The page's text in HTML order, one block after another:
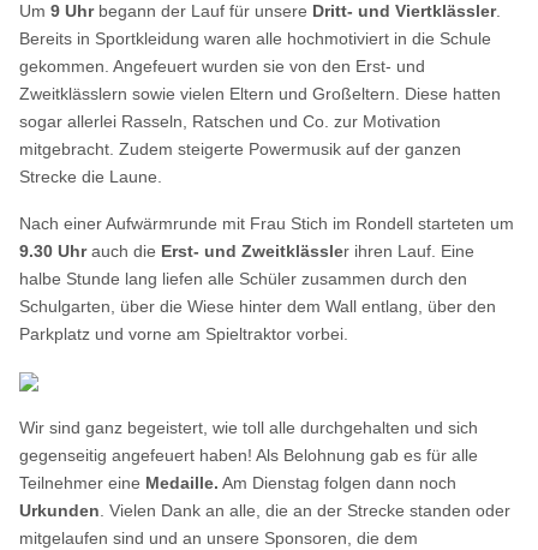
Um9 Uhr begann der Lauf für unsere Dritt- und Viertklässler.
Bereits in Sportkleidung waren alle hochmotiviert in die Schule
gekommen. Angefeuert wurden sie von den Erst- und
Zweitklässlern sowie vielen Eltern und Großeltern. Diese hatten
sogar allerlei Rasseln, Ratschen und Co. zur Motivation
mitgebracht. Zudem steigerte Powermusik auf der ganzen
Strecke die Laune.
Nach einer Aufwärmrunde mit Frau Stich im Rondell starteten um
9.30 Uhrauch die Erst- und Zweitklässler ihren Lauf. Eine
halbe Stunde lang liefen alle Schüler zusammen durch den
Schulgarten, über die Wiese hinter dem Wall entlang, über den
Parkplatz und vorne am Spieltraktor vorbei.
Wir sind ganz begeistert, wie toll alle durchgehalten und sich
gegenseitig angefeuert haben! Als Belohnung gab es für alle
Teilnehmer eine Medaille. Am Dienstag folgen dann noch
Urkunden . Vielen Dank an alle, die an der Strecke standen oder
mitgelaufen sind und an unsere Sponsoren, die dem